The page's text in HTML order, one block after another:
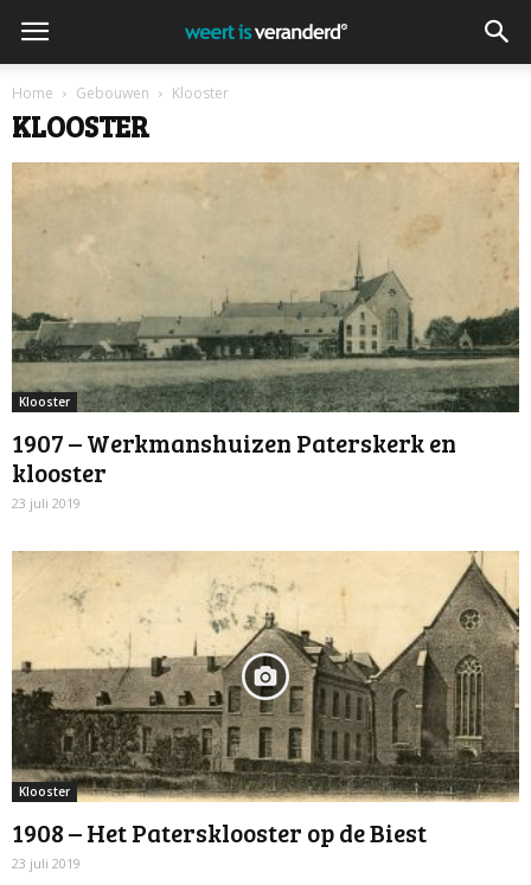
Home Gebouwen Klooster
KLOOSTER
Klooster
1907 – Werkmanshuizen Paterskerk en
klooster
23 juli 2019
Klooster
1908 – Het Patersklooster op de Biest
23 juli 2019